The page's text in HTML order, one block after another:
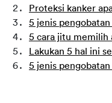
Proteksi kanker
5 jenis
5 cara jitu memilih
Lakukan 5 hal ini
5 jenis